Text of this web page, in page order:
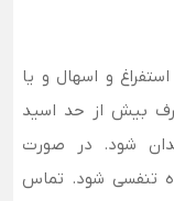
و اسهال و یا
بیش از حد اسید
شود. در صورت
تنفسی شود. تماس